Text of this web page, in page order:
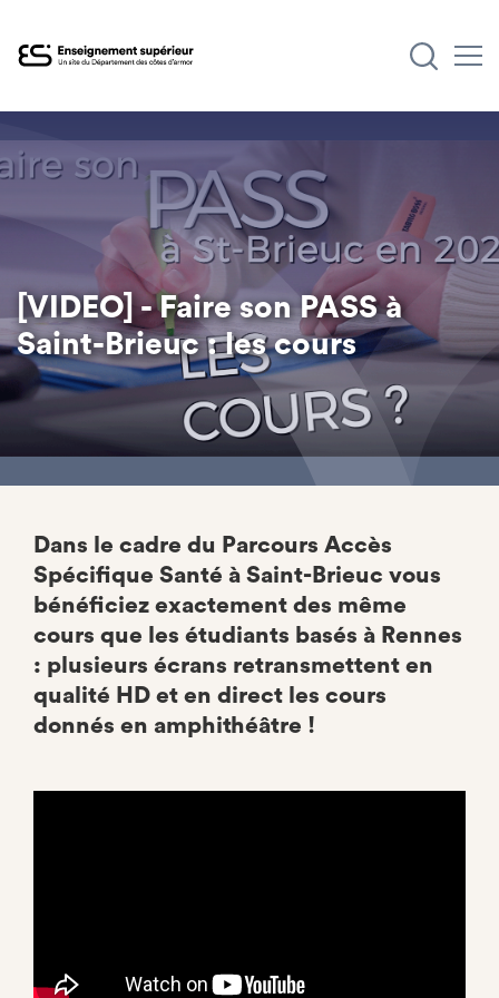
contenu
[VIDEO] - Faire son PASS à
Saint-Brieuc : les cours
Dans le cadre du Parcours Accès
Spécifique Santé à Saint-Brieuc vous
bénéficiez exactement des même
cours que les étudiants basés à Rennes
: plusieurs écrans retransmettent en
qualité HD et en direct les cours
donnés en amphithéâtre !